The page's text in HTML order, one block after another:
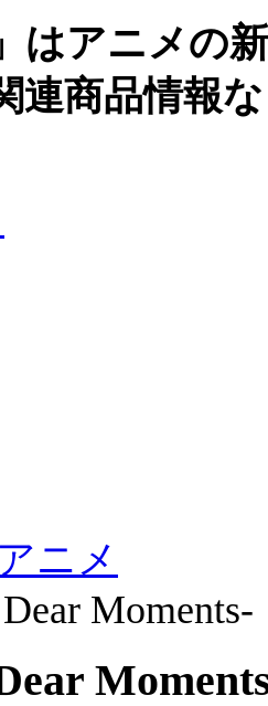
はアニメの
連商品情報
ニメ
Moments-